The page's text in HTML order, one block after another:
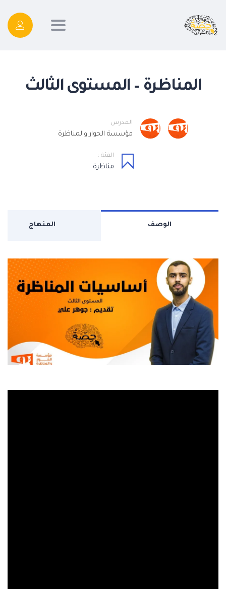
Toggle
المناظرة – المستوى الثالث
المدرس
مؤسسة الحوار والمناظرة
الفئة :
مناظرة
الوصف المنهاج